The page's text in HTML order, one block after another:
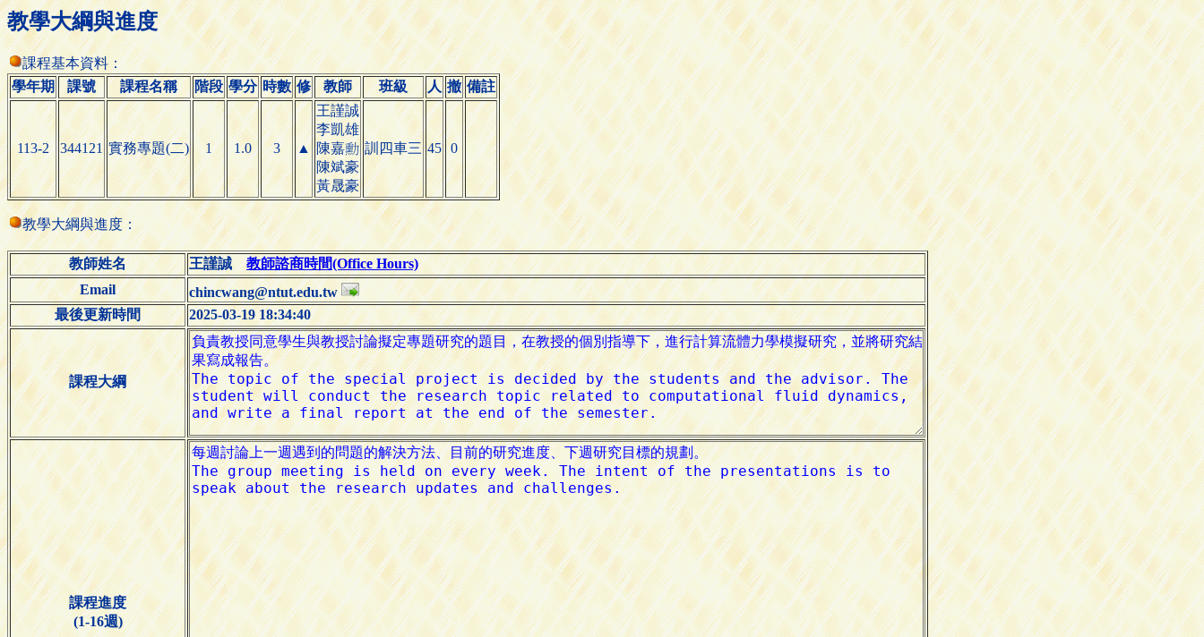
教學大綱與進度
課程基本資料：
學年期
課號 課程名稱 階段 學分 時數 修 教師 班級 人 撤 備註
113-2 344121 實務專題(二) 1 1.0 3 ▲
王謹誠
李凱雄
陳嘉
陳斌豪
黃晟豪
訓四車三 45 0
教學大綱與進度：
教師姓名 王謹誠教師諮商時間(Office Hours)
Email
chincwang@ntut.edu.tw
最後更新時間
2025-03-19 18:34:40
課程大綱
課程進度
(1-16週)